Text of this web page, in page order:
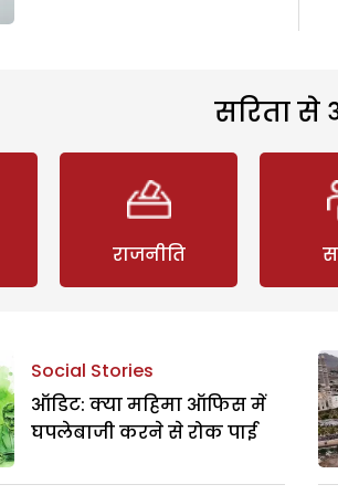
सरिता से
राजनीति
Social Stories
ऑडिट: क्या महिमा ऑफिस में
घपलेबाजी करने से रोक पाई